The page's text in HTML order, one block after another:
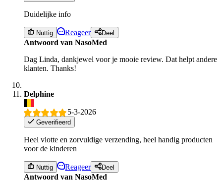
Duidelijke info
Nuttig Reageer Deel
Antwoord van NasoMed
Dag Linda, dankjewel voor je mooie review. Dat helpt andere
klanten. Thanks!
Delphine
5-3-2026
Geverifieerd
Heel vlotte en zorvuldige verzending, heel handig producten
voor de kinderen
Nuttig Reageer Deel
Antwoord van NasoMed